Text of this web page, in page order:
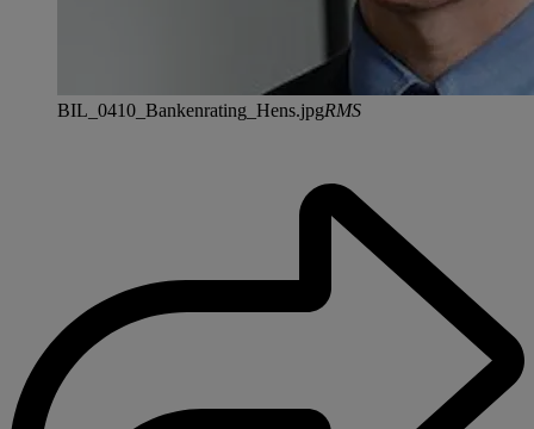
BIL_0410_Bankenrating_Hens.jpgRMS